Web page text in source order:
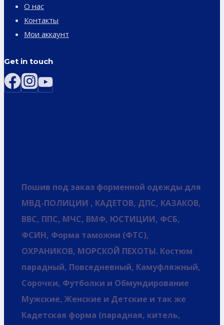
О нас
Контакты
Мои аккаунт
Get in touch
Пошив под заказ форменной одежды для
МВД-ПОЛИЦИИ , КАДЕТОВ, ДПС, КАЗАКОВ,
ВВС, ППС, МЧС, ВМФ, ЮСТИЦИИ, ФСБ,
ФСИН, Форма таможни (ФТС),
ОХРАНИКОВ, МОРСКОЙ ПЕХОТЫ. Костюм
парадный, Повседневный, Камуфляжный,
Сорочки, Футболки и Обмундирование
Мужские, Женские и Детские и так же
Кадетская форма (парадная, китель,